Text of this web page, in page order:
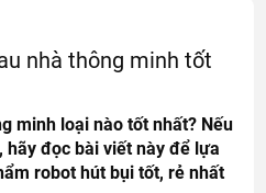
nhà thông minh tốt
minh loại nào tốt nhất? Nếu
đọc bài viết này để lựa
robot hút bụi tốt, rẻ nhất